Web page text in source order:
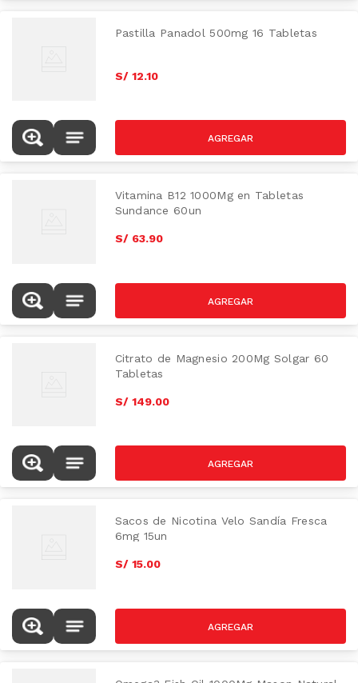
Pastilla Panadol 500mg 16 Tabletas
S/ 12.10
Vitamina B12 1000Mg en Tabletas
Sundance 60un
S/ 63.90
Citrato de Magnesio 200Mg Solgar 60
Tabletas
S/ 149.00
Sacos de Nicotina Velo Sandía Fresca
6mg 15un
S/ 15.00